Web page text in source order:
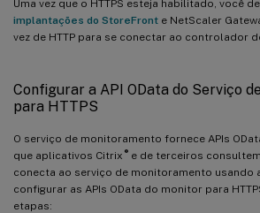
Uma vez que o HTTPS esteja habilitado, você
implantações do StoreFront e NetScaler
vez de HTTP para se conectar ao controlador
Configurar a API OData do Serviço
para HTTPS
O serviço de monitoramento fornece APIs
que aplicativos Citrix ®e de terceiros
conecta ao serviço de monitoramento usando a
configurar as APIs OData do monitor para
etapas: